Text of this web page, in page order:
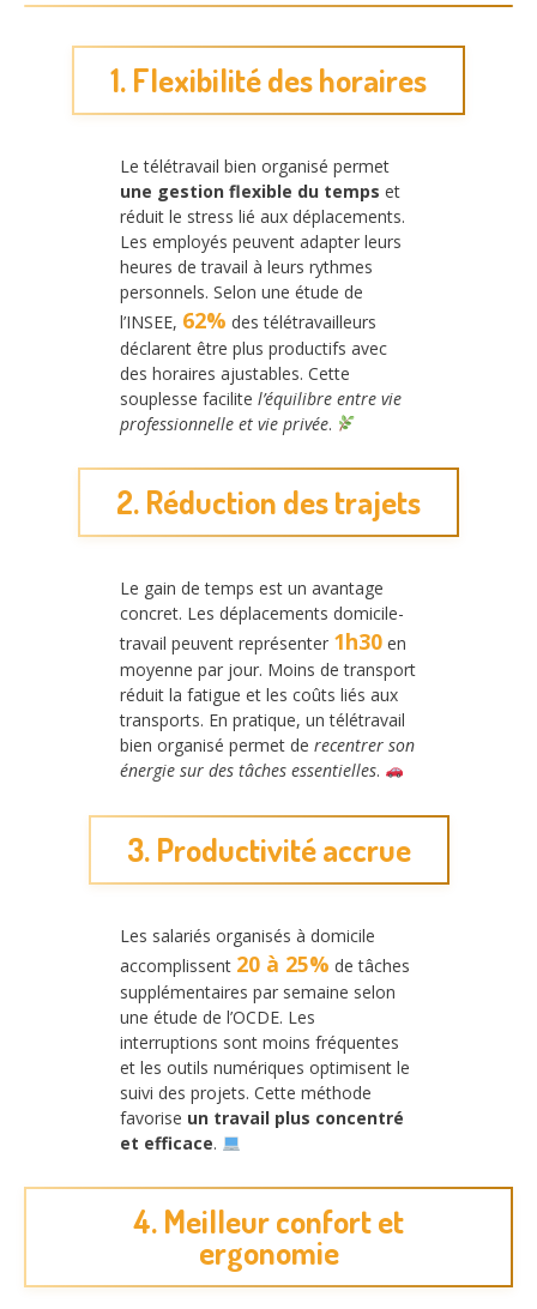
1. Flexibilité des horaires
Le télétravail bien organisé permet
une gestion flexible du temps et
réduit le stress lié aux déplacements.
Les employés peuvent adapter leurs
heures de travail à leurs rythmes
personnels. Selon une étude de
l’INSEE, 62% des télétravailleurs
déclarent être plus productifs avec
des horaires ajustables. Cette
souplesse facilite l’équilibre entre vie
professionnelle et vie privée.
2. Réduction des trajets
Le gain de temps est un avantage
concret. Les déplacements domicile-
travail peuvent représenter 1h30 en
moyenne par jour. Moins de transport
réduit la fatigue et les coûts liés aux
transports. En pratique, un télétravail
bien organisé permet de recentrer son
énergie sur des tâches essentielles.
3. Productivité accrue
Les salariés organisés à domicile
accomplissent 20 à 25% de tâches
supplémentaires par semaine selon
une étude de l’OCDE. Les
interruptions sont moins fréquentes
et les outils numériques optimisent le
suivi des projets. Cette méthode
favorise un travail plus concentré
et efficace.
4. Meilleur confort et
ergonomie